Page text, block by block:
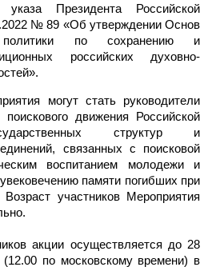
Президента Российской
№ 89 «Об утверждении Основ
политики по сохранению и
российских духовно-
могут стать руководители
поискового движения Российской
структур и
связанных с поисковой
воспитанием молодежи и
памяти погибших при
участников Мероприятия
акции осуществляется до 28
по московскому времени) в